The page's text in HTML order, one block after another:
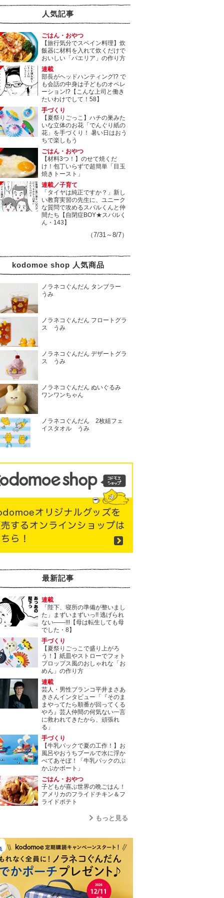
人気記事
ごはん・おやつ
【旅行気分でスペイン料理】炊
飯器に材料を入れて炊くだけで
おいしい「パエリア」の作り方
連載
部長がヘッドハンティング!? で
も会話の中身は子どものオペレ
ーション!?【こんな上司と働き
たいわけでして！58】
手づくり
【夏祭りごっこ】ハチの巣みた
いな立体のお花「でんぐり紙の
花」を手づくり！ 暑い日はおう
ちで楽しもう
ごはん・おやつ
【材料3つ！】のせて焼くだ
け！包丁いらずで超簡単「目玉
焼きトースト」
連載／子育て
「タイヤは純正ですか？」新し
い教育実習の先生に、ユニーク
な質問で攻めるスバルくんと仲
間たち【自閉症BOY★スバルく
ん・143】
（7/31～8/7）
kodomoe shop 人気商品
ノラネコぐんだん タンブラー
うみ
ノラネコぐんだん フロートグラ
ス うみ
ノラネコぐんだん デザートグラ
ス うみ
ノラネコぐんだん ぬいぐるみ
ワンワンちゃん
ノラネコぐんだん 2枚組フェ
イスタオル うみ
最新記事
連載
「陛下、寝所の準備が整いまし
た」まずいまずいっ!! 逃げられ
ない――!!!【母は転生しても母
でした・8】
手づくり
【夏祭りごっこで盛り上がろ
う！】紙皿やストローでフォト
プロップス風のおしゃれな「お
めん」の作り方
連載
芸人・男性ブランコ平井まさあ
きさんインタビュー「『そのま
まやってたら順番が回ってくる
やろ』芸人仲間の何気ない一言
に救われてきたから、頑張れ
る」
手づくり
【牛乳パックで夏の工作！】お
風呂やおうちプールで水に浮か
べてあそぼ！「牛乳パックのぷ
かぷかボート」
ごはん・おやつ
子どもが喜ぶ世界の晩ごはん！
アメリカのフライドチキン＆フ
ライドポテト
もっと見る